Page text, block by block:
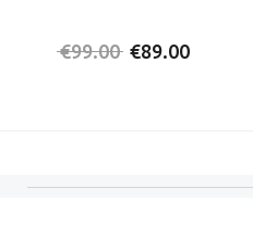
€99.00 Original
€89.00